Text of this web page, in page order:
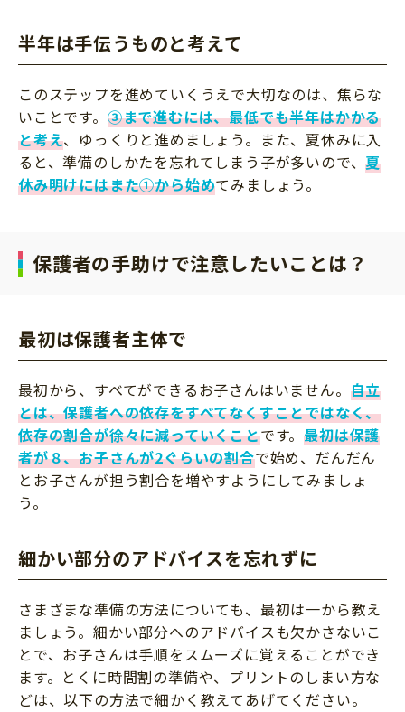
半年は手伝うものと考えて
このステップを進めていくうえで大切なのは、焦らな
いことです。 ③まで進むには、最低でも半年はかかる
と考え、ゆっくりと進めましょう。また、夏休みに入
ると、準備のしかたを忘れてしまう子が多いので、夏
休み明けにはまた①から始めてみましょう。
保護者の手助けで注意したいことは？
最初は保護者主体で
最初から、すべてができるお子さんはいません。 自立
とは、保護者への依存をすべてなくすことではなく、
依存の割合が徐々に減っていくことです。最初は保護
者が８、お子さんが2ぐらいの割合で始め、だんだん
とお子さんが担う割合を増やすようにしてみましょ
う。
細かい部分のアドバイスを忘れずに
さまざまな準備の方法についても、最初は一から教え
ましょう。細かい部分へのアドバイスも欠かさないこ
とで、お子さんは手順をスムーズに覚えることができ
ます。とくに時間割の準備や、プリントのしまい方な
どは、以下の方法で細かく教えてあげてください。